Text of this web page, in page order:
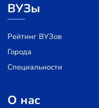
ВУЗы
Рейтинг ВУЗов
Города
Специальности
О нас